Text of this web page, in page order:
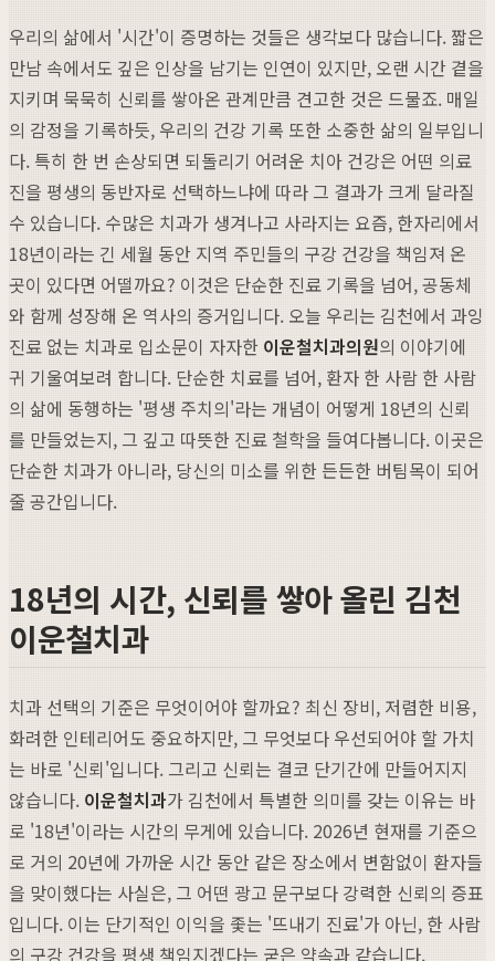
우리의 삶에서 '시간'이 증명하는 것들은 생각보다 많습니다. 짧은
만남 속에서도 깊은 인상을 남기는 인연이 있지만, 오랜 시간 곁을
지키며 묵묵히 신뢰를 쌓아온 관계만큼 견고한 것은 드물죠. 매일
의 감정을 기록하듯, 우리의 건강 기록 또한 소중한 삶의 일부입니
다. 특히 한 번 손상되면 되돌리기 어려운 치아 건강은 어떤 의료
진을 평생의 동반자로 선택하느냐에 따라 그 결과가 크게 달라질
수 있습니다. 수많은 치과가 생겨나고 사라지는 요즘, 한자리에서
18년이라는 긴 세월 동안 지역 주민들의 구강 건강을 책임져 온
곳이 있다면 어떨까요? 이것은 단순한 진료 기록을 넘어, 공동체
와 함께 성장해 온 역사의 증거입니다. 오늘 우리는 김천에서 과잉
진료 없는 치과로 입소문이 자자한 이운철치과의원의 이야기에
귀 기울여보려 합니다. 단순한 치료를 넘어, 환자 한 사람 한 사람
의 삶에 동행하는 '평생 주치의'라는 개념이 어떻게 18년의 신뢰
를 만들었는지, 그 깊고 따뜻한 진료 철학을 들여다봅니다. 이곳은
단순한 치과가 아니라, 당신의 미소를 위한 든든한 버팀목이 되어
줄 공간입니다.
18년의 시간, 신뢰를 쌓아 올린 김천
이운철치과
치과 선택의 기준은 무엇이어야 할까요? 최신 장비, 저렴한 비용,
화려한 인테리어도 중요하지만, 그 무엇보다 우선되어야 할 가치
는 바로 '신뢰'입니다. 그리고 신뢰는 결코 단기간에 만들어지지
않습니다. 이운철치과가 김천에서 특별한 의미를 갖는 이유는 바
로 '18년'이라는 시간의 무게에 있습니다. 2026년 현재를 기준으
로 거의 20년에 가까운 시간 동안 같은 장소에서 변함없이 환자들
을 맞이했다는 사실은, 그 어떤 광고 문구보다 강력한 신뢰의 증표
입니다. 이는 단기적인 이익을 좇는 '뜨내기 진료'가 아닌, 한 사람
의 구강 건강을 평생 책임지겠다는 굳은 약속과 같습니다.